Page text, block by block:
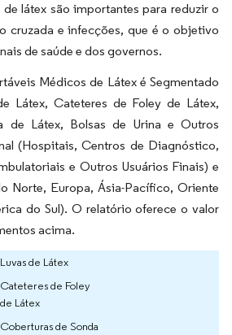
látex são importantes para reduzir o
cruzada e infecções, que é o objetivo
de saúde e dos governos.
Médicos de Látex é Segmentado
Látex, Cateteres de Foley de Látex,
de Látex, Bolsas de Urina e Outros
(Hospitais, Centros de Diagnóstico,
e Outros Usuários Finais) e
Norte, Europa, Ásia-Pacífico, Oriente
do Sul). O relatório oferece o valor
acima.
Luvas de Látex
Cateteres de Foley
de Látex
Coberturas de Sonda